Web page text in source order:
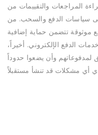
المراجعات والتقييمات من
سياسات الدفع والسحب. من
تتضمن حماية إضافية
الدفع الإلكتروني. أخيراً،
لمدفوعاتهم وأن يضعوا حدوداً